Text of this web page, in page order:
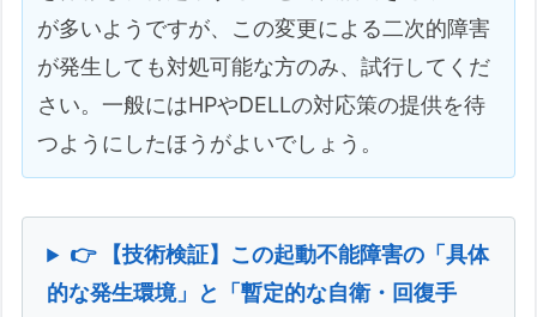
が多いようですが、この変更による二次的障害
が発生しても対処可能な方のみ、試行してくだ
さい。一般にはHPやDELLの対応策の提供を待
つようにしたほうがよいでしょう。
👉 【技術検証】この起動不能障害の「具体
的な発生環境」と「暫定的な自衛・回復手